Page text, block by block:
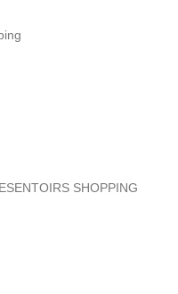
SHOPPING